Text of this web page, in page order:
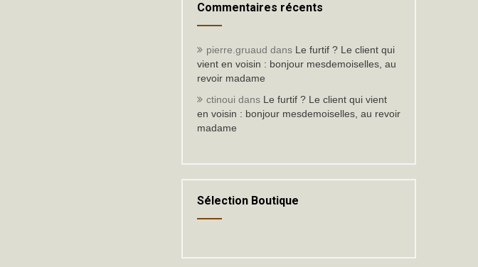
Commentaires récents
pierre.gruaud dans Le furtif ? Le client qui
vient en voisin : bonjour mesdemoiselles, au
revoir madame
ctinoui dans Le furtif ? Le client qui vient
en voisin : bonjour mesdemoiselles, au revoir
madame
Sélection Boutique